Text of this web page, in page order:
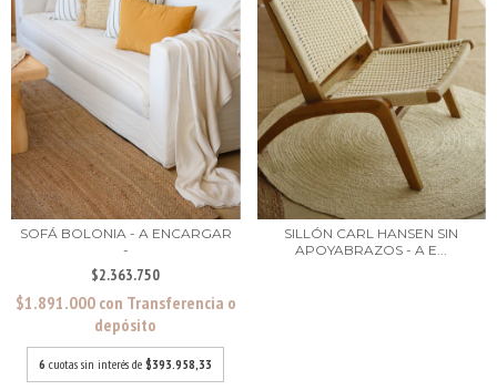
SOFÁ BOLONIA - A ENCARGAR
-
$2.363.750
$1.891.000 con Transferencia o
depósito
6 cuotas sin interés de$393.958,33
SILLÓN CARL HANSEN SIN
APOYABRAZOS - A E...